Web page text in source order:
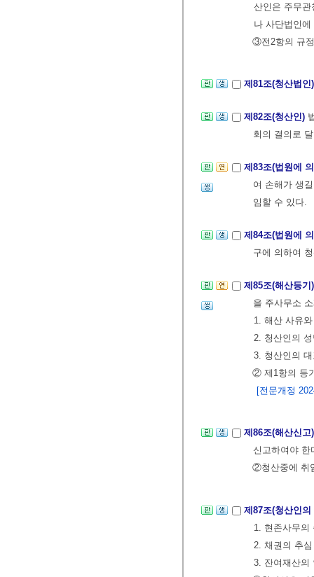
산인은 주무
나 사단법인
③전2항의 규
제81조(청산법
제82조(청산인)
회의 결의로
제83조(법원에
여 손해가 생
임할 수 있다.
제84조(법원에
구에 의하여
제85조(해산등
을 주사무소
1. 해산 사유
2. 청산인의
3. 청산인의
② 제1항의 등
[전문개정
제86조(해산신
신고하여야 한
②청산중에 취
제87조(청산인
1. 현존사무의
2. 채권의 추
3. 잔여재산의